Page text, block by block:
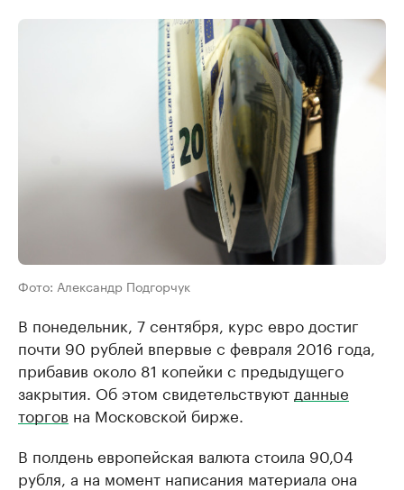
Фото: Александр Подгорчук
В понедельник, 7 сентября, курс евро достиг
почти 90 рублей впервые с февраля 2016 года,
прибавив около 81 копейки с предыдущего
закрытия. Об этом свидетельствуют данные
торгов на Московской бирже.
В полдень европейская валюта стоила 90,04
рубля, а на момент написания материала она